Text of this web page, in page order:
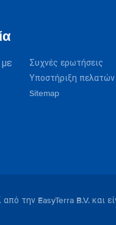
Συχνές ερωτήσεις
Υποστήριξη πελατών
Sitemap
την EasyTerra B.V. και